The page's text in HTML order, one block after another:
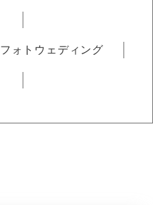
フォトウェディング